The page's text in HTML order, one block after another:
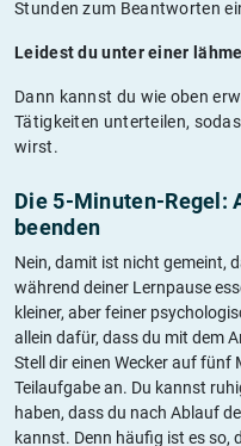
Stunden zum Beantworten
Leidest du unter einer
Dann kannst du wie oben
Tätigkeiten unterteilen,
wirst.
Die 5-Minuten-Regel:
beenden
Nein, damit ist nicht gemeint,
während deiner Lernpause
kleiner, aber feiner
allein dafür, dass du mit dem
Stell dir einen Wecker auf fünf
Teilaufgabe an. Du kannst
haben, dass du nach Ablauf
kannst. Denn häufig ist es so,